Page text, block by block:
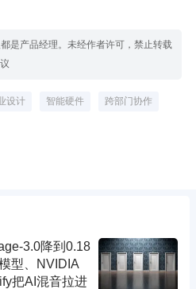
是产品经理。未经作者许可，禁止转载
设计 智能硬件 跨部门协作
3.0降到0.18
型、NVIDIA
把AI混音拉进